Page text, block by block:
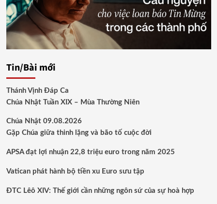
Tin/Bài mới
Thánh Vịnh Đáp Ca
Chúa Nhật Tuần XIX – Mùa Thường Niên
Chúa Nhật 09.08.2026
Gặp Chúa giữa thinh lặng và bão tố cuộc đời
APSA đạt lợi nhuận 22,8 triệu euro trong năm 2025
Vatican phát hành bộ tiền xu Euro sưu tập
ĐTC Lêô XIV: Thế giới cần những ngôn sứ của sự hoà hợp